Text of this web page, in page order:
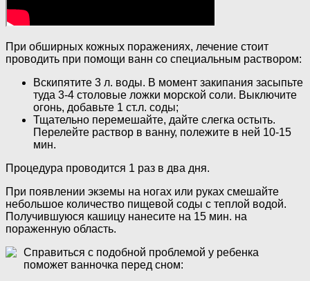
При обширных кожных поражениях, лечение стоит
проводить при помощи ванн со специальным раствором:
Вскипятите 3 л. воды. В момент закипания засыпьте
туда 3-4 столовые ложки морской соли. Выключите
огонь, добавьте 1 ст.л. соды;
Тщательно перемешайте, дайте слегка остыть.
Перелейте раствор в ванну, полежите в ней 10-15
мин.
Процедура проводится 1 раз в два дня.
При появлении экземы на ногах или руках смешайте
небольшое количество пищевой соды с теплой водой.
Получившуюся кашицу нанесите на 15 мин. на
пораженную область.
Справиться с подобной проблемой у ребенка
поможет ванночка перед сном: